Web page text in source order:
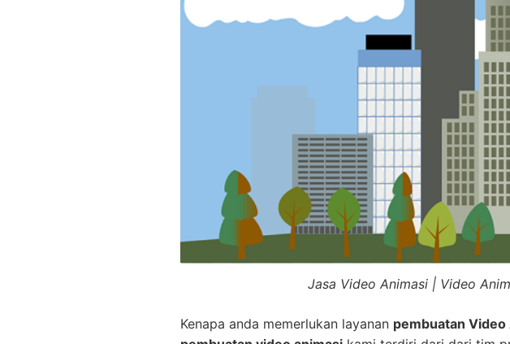
Jasa Video Animasi | Video
Kenapa anda memerlukan layanan pembuatan Video